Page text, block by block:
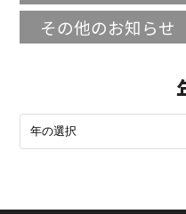
その他のお知らせ